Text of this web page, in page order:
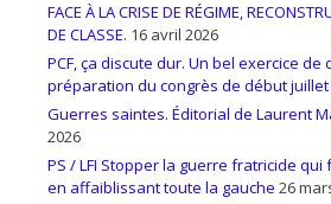
FACE À LA CRISE DE RÉGIME,
DE CLASSE. 16 avril 2026
PCF, ça discute dur. Un bel exercice
préparation du congrès de début juillet
Guerres saintes. Éditorial de Laurent
2026
PS / LFI Stopper la guerre fratricide
en affaiblissant toute la gauche 26